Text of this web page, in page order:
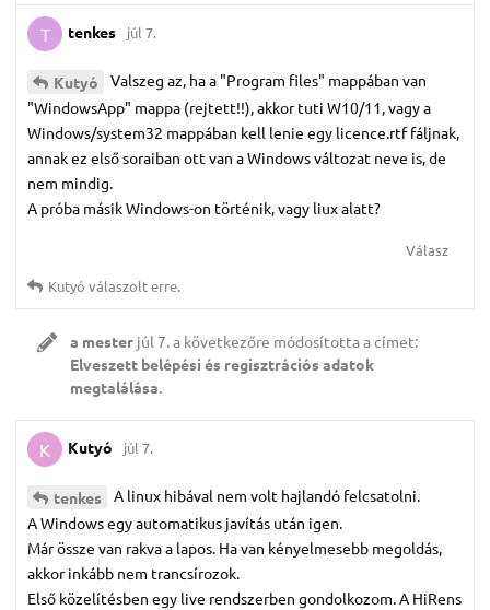
T tenkes júl 7.
Kutyó
Valszeg az, ha a "Program files" mappában van
"WindowsApp" mappa (rejtett!!), akkor tuti W10/11, vagy a
Windows/system32 mappában kell lenie egy licence.rtf fáljnak,
annak ez első soraiban ott van a Windows változat neve is, de
nem mindig.
A próba másik Windows-on történik, vagy liux alatt?
Válasz
Kutyó válaszolt erre.
a mester júl 7.a következőre módosította a címet:
Elveszett belépési és regisztrációs adatok
megtalálása.
K Kutyó júl 7.
tenkes
A linux hibával nem volt hajlandó felcsatolni.
A Windows egy automatikus javítás után igen.
Már össze van rakva a lapos. Ha van kényelmesebb megoldás,
akkor inkább nem trancsírozok.
Első közelítésben egy live rendszerben gondolkozom. A HiRens